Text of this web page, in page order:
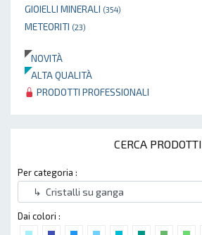
GIOIELLI MINERALI (354)
METEORITI (23)
NOVITÀ
ALTA QUALITÀ
PRODOTTI PROFESSIONALI
CERCA PRODOTTI
Per categoria :
Dai colori :